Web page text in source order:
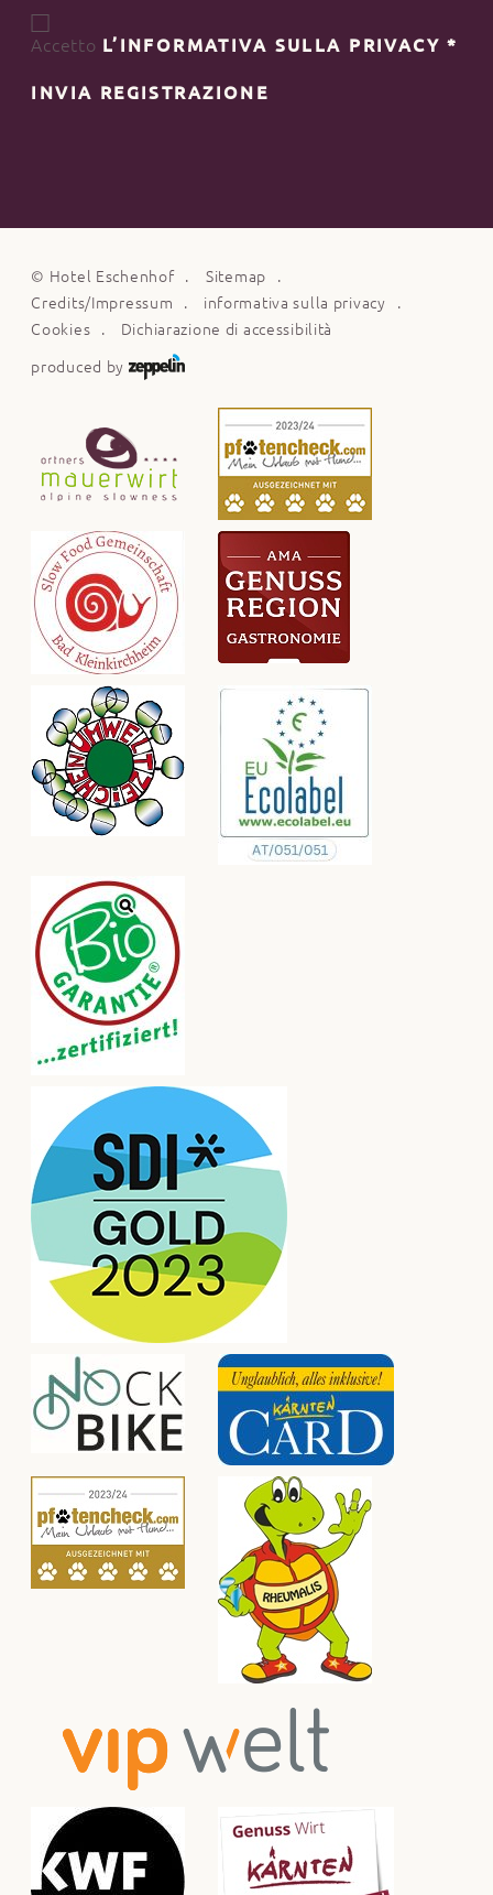
Accetto L’INFORMATIVA SULLA PRIVACY*
INVIA REGISTRAZIONE
© Hotel Eschenhof
Sitemap
Credits/Impressum
informativa sulla privacy
Cookies
Dichiarazione di accessibilità
produced by